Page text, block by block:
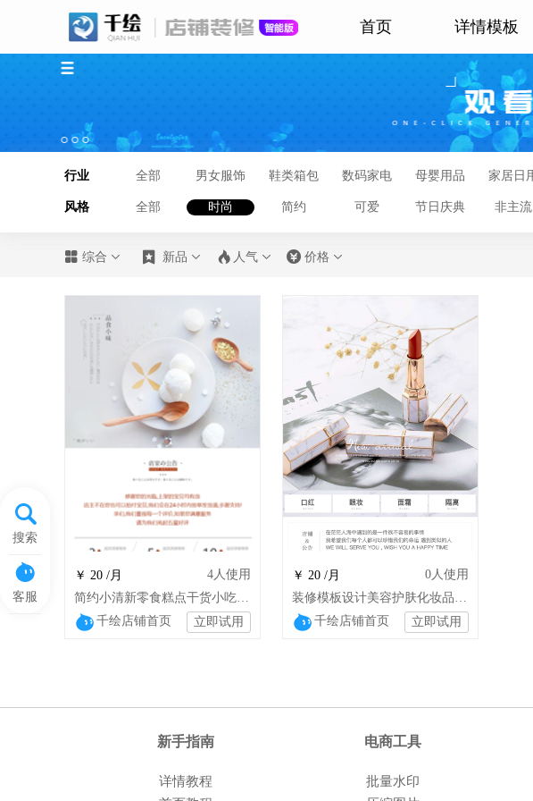
首页 详情模板
搜索
客服
行业 全部 男女服饰 鞋类箱包 数码家电 母婴用品 家居日
风格 全部 时尚 简约 可爱 节日庆典 非主流
 综合   新品   人气   价格 
￥ 20 /月 4人使用
简约小清新零食糕点干货小吃美食大米特产
千绘店铺首页
立即试用
￥ 20 /月 0人使用
装修模板设计美容护肤化妆品珠宝首饰饰品
千绘店铺首页
立即试用
新手指南 电商工具
详情教程 批量水印